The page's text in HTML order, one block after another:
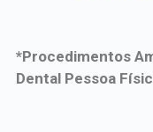
*Procedimentos
Dental Pessoa